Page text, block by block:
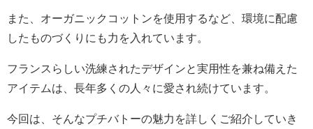
また、オーガニックコットンを使用するなど、環境に配慮
したものづくりにも力を入れています。
フランスらしい洗練されたデザインと実用性を兼ね備えた
アイテムは、長年多くの人々に愛され続けています。
今回は、そんなプチバトーの魅力を詳しくご紹介していき